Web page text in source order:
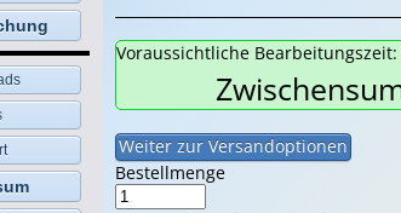
Voraussichtliche Bearbeitungszeit:
Bestellmenge